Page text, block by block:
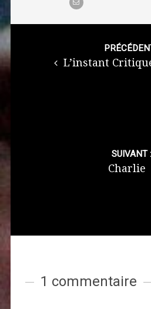
Post
navigation
L’instant
SUIVANT :
Charlie
1 commentaire